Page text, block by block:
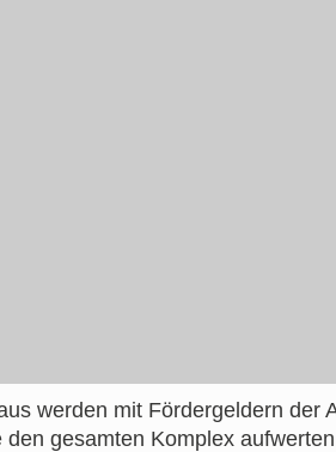
werden mit Fördergeldern der
gesamten Komplex